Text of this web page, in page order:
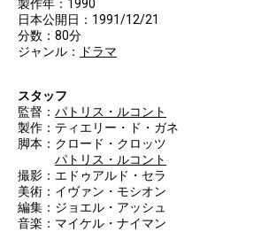
製作年：1990
日本公開日：1991/12/21
分数：80分
ジャンル：
ドラマ
スタッフ
監督： パトリス・ルコント
製作：ティエリー・ド・ガネ
脚本：クロード・クロッツ
パトリス・ルコント
撮影：エドゥアルド・セラ
美術：イヴァン・モシオン
編集：ジョエル・アッシュ
音楽：マイケル・ナイマン